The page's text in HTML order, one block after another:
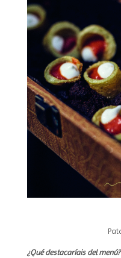
¿Qué destacaríais del menú?